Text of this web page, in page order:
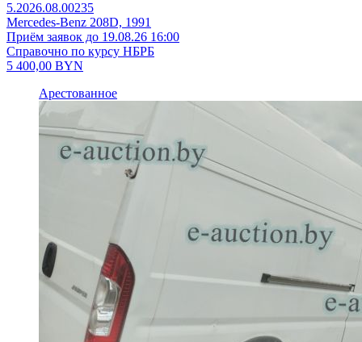
5.2026.08.00235
Mercedes-Benz 208D, 1991
Приём заявок до 19.08.26 16:00
Справочно по курсу НБРБ
5 400,00 BYN
Арестованное